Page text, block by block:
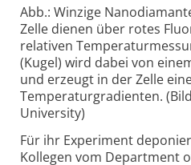
Abb.: Winzige
Zelle dienen über rotes
relativen
(Kugel) wird dabei von
und erzeugt in der Zelle
Temperaturgradienten.
University)
Für ihr Experiment
Kollegen vom Department